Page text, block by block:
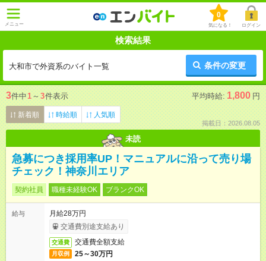
メニュー
0
気になる！ ログイン
検索結果
大和市で外資系のバイト一覧 条件の変更
3件中1 ～ 3件表示 平均時給: 1,800 円
新着順 時給順 人気順
掲載日：2026.08.05
未読
急募につき採用率UP！マニュアルに沿って売り場
チェック！神奈川エリア
契約社員 職種未経験OK ブランクOK
給与
月給28万円
交通費別途支給あり
交通費 交通費全額支給
月収例 25～30万円